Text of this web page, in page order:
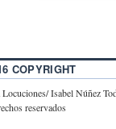
COPYRIGHT
Locuciones/ Isabel Núñez
reservados